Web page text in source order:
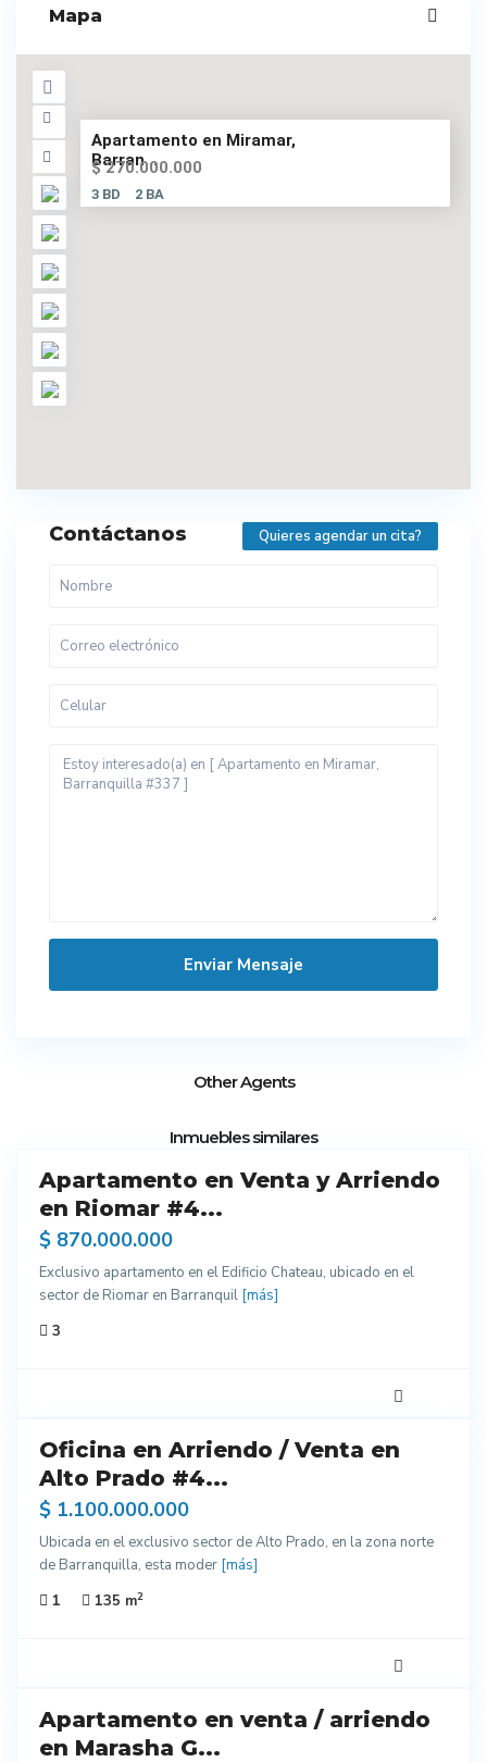
Mapa
Apartamento en Miramar,
Barran...
$ 270.000.000
3 BD 2 BA
Contáctanos Quieres agendar un cita?
Other Agents
Inmuebles similares
Apartamento en Venta y Arriendo
en Riomar #4...
$ 870.000.000
Exclusivo apartamento en el Edificio Chateau, ubicado en el
sector de Riomar en Barranquil [más]
3
Oficina en Arriendo / Venta en
Alto Prado #4...
$ 1.100.000.000
Ubicada en el exclusivo sector de Alto Prado, en la zona norte
de Barranquilla, esta moder [más]
1
135 m2
Apartamento en venta / arriendo
en Marasha G...